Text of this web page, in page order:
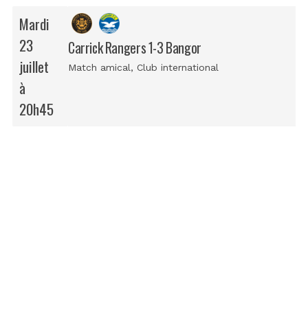
Mardi
23
juillet
à
20h45
Carrick Rangers 1-3 Bangor
Match amical, Club international